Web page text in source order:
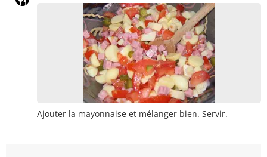
Ajouter la mayonnaise et mélanger bien. Servir.